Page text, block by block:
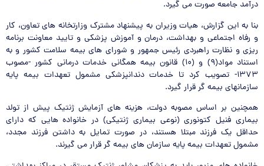
می گیرد.
هیات وزیران به پیشنهاد مشترک وزارتخانه های تعاون، کار
بهداشت، درمان و آموزش پزشکی و تایید معاونت برنامه
رئیس جمهور و شورای های بیمه سلامت کشور و به
استناد مواد(۹) و (۱۰) قانون بیمه همگانی خدمات درمانی کشور -مصوب
کرد تا خدمات دندانپزشکی مشمول تعهدات بیمه پایه
قرار گیرد.
مصوبه دولت، هزینه های آزمایش ژنتیک پیش از تولد
(نوعی بیماری ژنتیکی) در خانواده هایی که دارای
مبتلا هستند، در صورت تمایل به داشتن فرزند مجدد،
پایه سازمان های بیمه گر قرار می گیرند.